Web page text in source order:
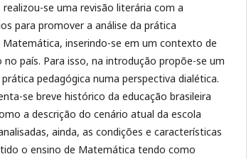
se uma revisão literária com a
para promover a análise da prática
inserindo-se em um contexto de
no país. Para isso, na introdução propõe-se um
pedagógica numa perspectiva dialética.
se breve histórico da educação brasileira
a descrição do cenário atual da escola
ainda, as condições e características
o ensino de Matemática tendo como